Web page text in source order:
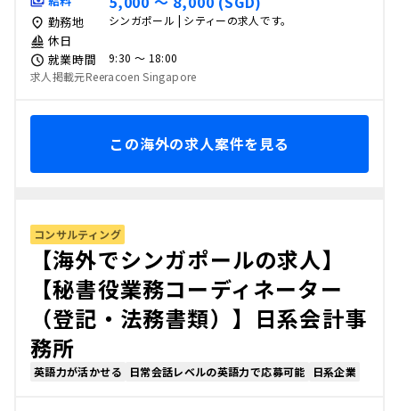
勤務地 シンガポール | シティーの求人です。
休日
就業時間
9:30 〜 18:00
求人掲載元Reeracoen Singapore
この海外の求人案件を見る
コンサルティング
【海外でシンガポールの求人】
【秘書役業務コーディネーター
（登記・法務書類）】日系会計事
務所
英語力が活かせる 日常会話レベルの英語力で応募可能 日系企業